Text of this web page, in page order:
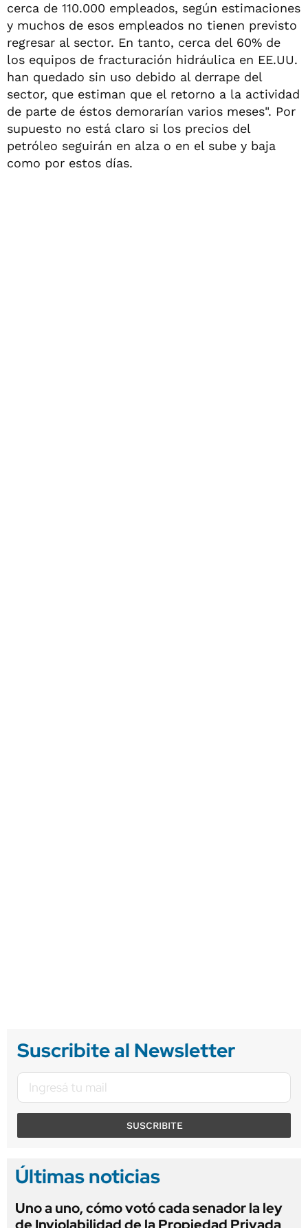
cerca de 110.000 empleados, según estimaciones
y muchos de esos empleados no tienen previsto
regresar al sector. En tanto, cerca del 60% de
los equipos de fracturación hidráulica en EE.UU.
han quedado sin uso debido al derrape del
sector, que estiman que el retorno a la actividad
de parte de éstos demorarían varios meses". Por
supuesto no está claro si los precios del
petróleo seguirán en alza o en el sube y baja
como por estos días.
Suscribite al Newsletter
SUSCRIBITE
Últimas noticias
Uno a uno, cómo votó cada senador la ley